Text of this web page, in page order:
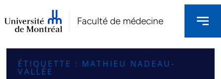
Faculté de médecine
ÉTIQUETTE : MATHIEU NADEAU-
VALLÉE